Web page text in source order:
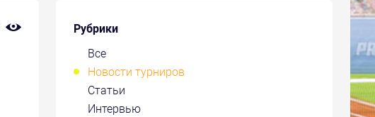
Рубрики
Все
Новости турниров
Статьи
Интервью